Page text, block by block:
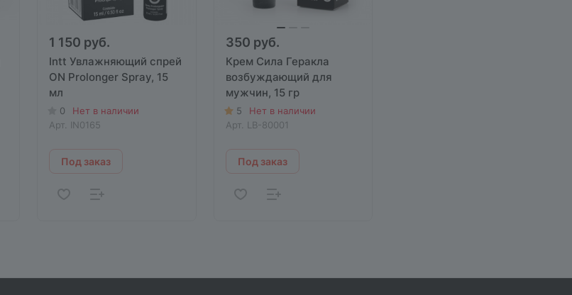
1 150 руб.
Intt Увлажняющий спрей
ON Prolonger Spray, 15
мл
0
Нет в наличии
Арт. IN0165
Под заказ
350 руб.
Крем Сила Геракла
возбуждающий для
мужчин, 15 гр
5
Нет в наличии
Арт. LB-80001
Под заказ